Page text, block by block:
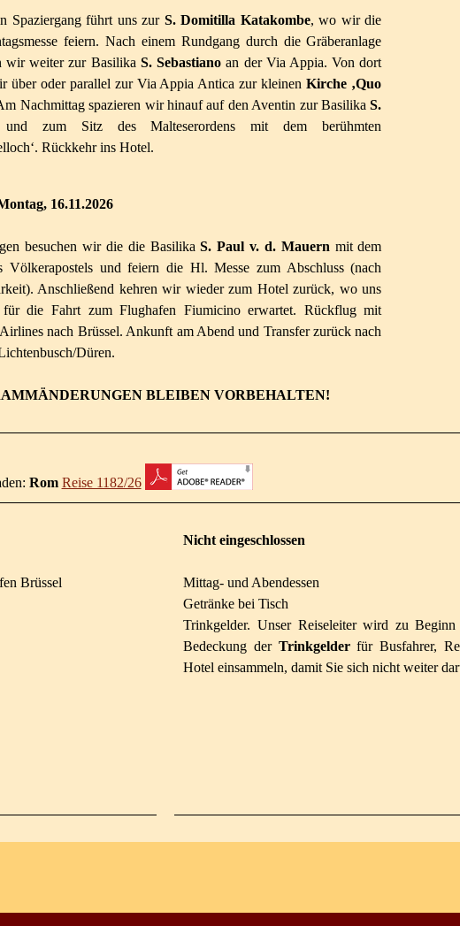
Spaziergang führt uns zur S. Domitilla Katakombe, wo wir die
feiern. Nach einem Rundgang durch die Gräberanlage
wir weiter zur Basilika S. Sebastianoan der Via Appia. Von dort
über oder parallel zur Via Appia Antica zur kleinenKirche ‚Quo
Nachmittag spazieren wir hinauf auf den Aventin zur BasilikaS.
zum Sitz des Malteserordens mit dem berühmten
Rückkehr ins Hotel.
16.11.2026
besuchen wir die die BasilikaS. Paul v. d. Mauern mit dem
Völkerapostels und feiern die Hl. Messe zum Abschluss (nach
Anschließend kehren wir wieder zum Hotel zurück, wo uns
die Fahrt zum Flughafen Fiumicino erwartet. Rückflug mit
nach Brüssel. Ankunft am Abend und Transfer zurück nach
Düren.
BLEIBEN VORBEHALTEN!
Rom Reise 1182/26
Brüssel
Nicht eingeschlossen
Mittag- und Abendessen
Getränke bei Tisch
Trinkgelder. Unser Reiseleiter wird zu
Bedeckung der Trinkgelderfür Busfahrer,
Hotel einsammeln, damit Sie sich nicht weiter